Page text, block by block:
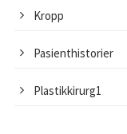
Kropp
Pasienthistorier
Plastikkirurg1